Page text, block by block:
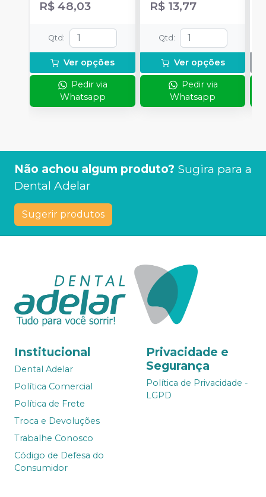
R$ 48,03
Qtd :
Ver opções
Pedir via
Whatsapp
R$ 13,77
Qtd :
Ver opções
Pedir via
Whatsapp
Não achou algum produto? Sugira para a
Dental Adelar
Sugerir produtos
Institucional
Dental Adelar
Política Comercial
Política de Frete
Troca e Devoluções
Trabalhe Conosco
Código de Defesa do
Consumidor
Privacidade e
Segurança
Política de Privacidade -
LGPD